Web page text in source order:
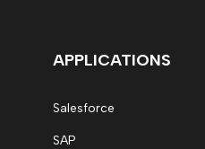
APPLICATIONS
Salesforce
SAP